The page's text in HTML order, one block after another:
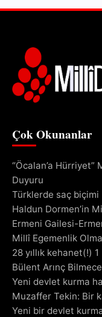
Çok Okunanlar
“Öcalan’a Hürriyet”
Duyuru
Türklerde saç biçimi
Haldun Dormen’in
Ermeni Gailesi-
Millî Egemenlik
28 yıllık kehanet(!) 1
Bülent Arınç
Yeni devlet kurma
Muzaffer Tekin: Bir
Yeni bir devlet